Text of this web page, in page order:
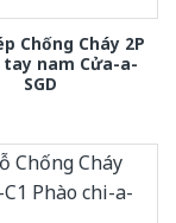
Chống Cháy 2P
tay nam Cửa-a-
SGD